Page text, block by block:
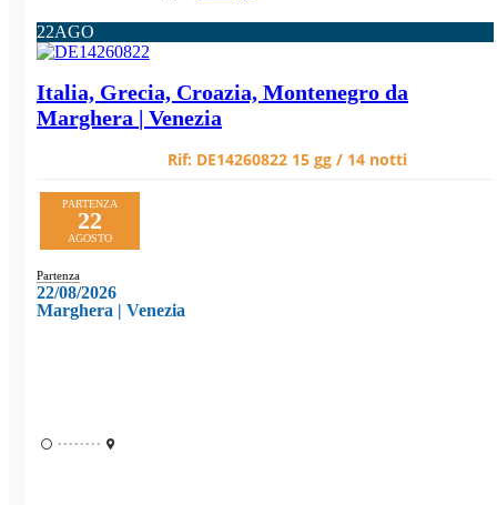
22AGO
Italia, Grecia, Croazia, Montenegro da
Marghera | Venezia
Rif: DE14260822 15 gg / 14 notti
PARTENZA
22
AGOSTO
Partenza
22/08/2026
Marghera | Venezia
••••••••